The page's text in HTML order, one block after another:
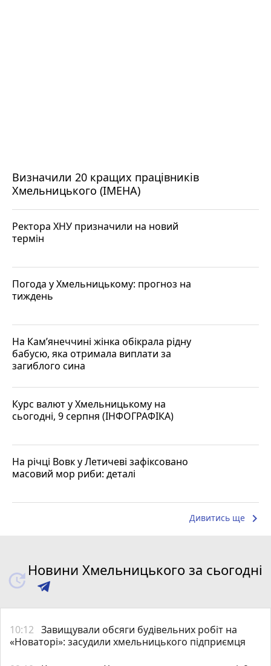
Визначили 20 кращих працівників
Хмельницького (ІМЕНА)
Ректора ХНУ призначили на новий
термін
Погода у Хмельницькому: прогноз на
тиждень
На Кам’янеччині жінка обікрала рідну
бабусю, яка отримала виплати за
загиблого сина
Курс валют у Хмельницькому на
сьогодні, 9 серпня (ІНФОГРАФІКА)
На річці Вовк у Летичеві зафіксовано
масовий мор риби: деталі
Дивитись ще keyboard_arrow_right
Новини Хмельницького за сьогодні
10:12 Завищували обсяги будівельних робіт на
«Новаторі»: засудили хмельницького підприємця